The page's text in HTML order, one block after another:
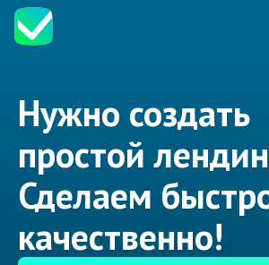
Нужно создать
простой
Сделаем
качественно!